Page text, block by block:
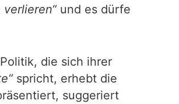
und es dürfe
die sich ihrer
spricht, erhebt die
suggeriert